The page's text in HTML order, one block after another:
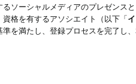
ソーシャルメディアのプレゼンス
格を有するアソシエイト（以下「
を満たし、登録プロセスを完了し、